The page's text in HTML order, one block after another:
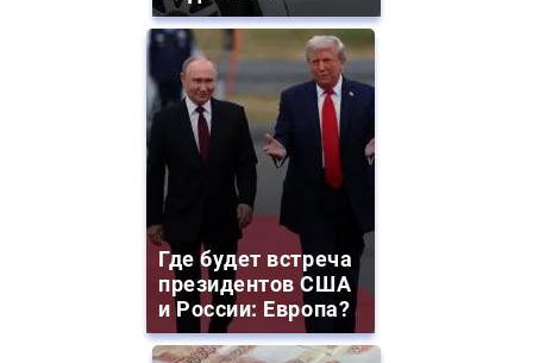
Где будет встреча
президентов США
и России: Европа?